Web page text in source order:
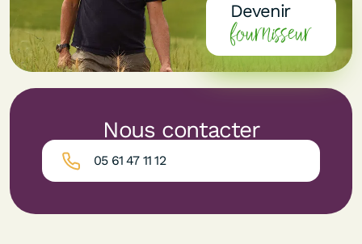
Devenir
fournisseur
Nous contacter
05 61 47 11 12